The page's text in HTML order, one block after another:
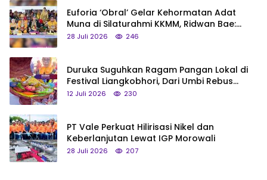
Euforia ‘Obral’ Gelar Kehormatan Adat
Muna di Silaturahmi KKMM, Ridwan Bae:
Saya Bukan Tipe Begitu, Belum Pantas!
28 Juli 2026 246
Duruka Suguhkan Ragam Pangan Lokal di
Festival Liangkobhori, Dari Umbi Rebus
hingga Tumpeng Beras Muna
12 Juli 2026 230
PT Vale Perkuat Hilirisasi Nikel dan
Keberlanjutan Lewat IGP Morowali
28 Juli 2026 207